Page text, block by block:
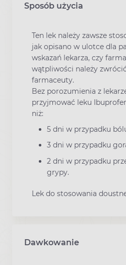
Sposób użycia
Ten lek należy zawsze
jak opisano w ulotce dla
wskazań lekarza, czy
wątpliwości należy
farmaceuty.
Bez porozumienia z
przyjmować leku
niż:
5 dni w przypadku
3 dni w przypadku
2 dni w przypadku
grypy.
Lek do stosowania
Dawkowanie